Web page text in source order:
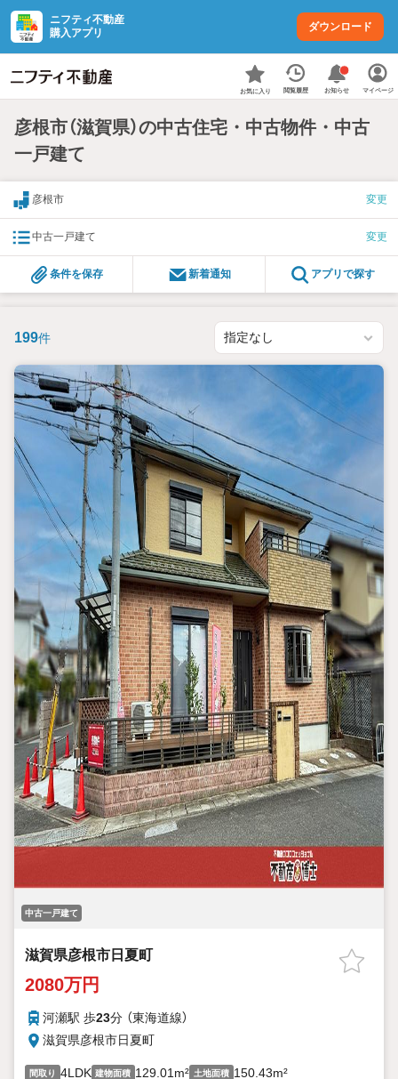
ニフティ不動産
購入アプリ
ダウンロード
お気に入り 閲覧履歴 お知らせ マイページ
彦根市（滋賀県）の中古住宅・中古物件・中古
一戸建て
彦根市 変更
中古一戸建て 変更
条件を保存 新着通知 アプリで探す
199件
中古一戸建て
滋賀県彦根市日夏町
2080万円
河瀬駅 歩23分 （東海道線）
滋賀県彦根市日夏町
間取り 4LDK 建物面積 129.01m² 土地面積 150.43m²